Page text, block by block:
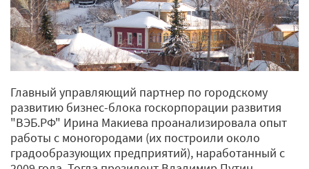
Главный управляющий партнер по городскому
развитию бизнес-блока госкорпорации развития
"ВЭБ.РФ" Ирина Макиева проанализировала опыт
работы с моногородами (их построили около
градообразующих предприятий), наработанный с